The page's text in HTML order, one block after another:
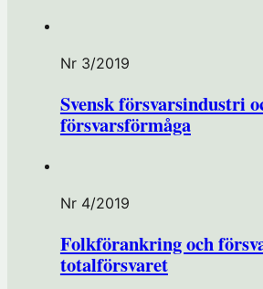
Nr 3/2019
Svensk försvarsindustri
försvarsförmåga
Nr 4/2019
Folkförankring och
totalförsvaret